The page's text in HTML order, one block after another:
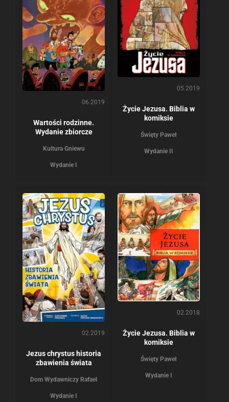
06.2019
Wartości rodzinne.
Wydanie zbiorcze
Kultura Gniewu
Wydanie I
05.2019
Życie Jezusa. Biblia w
komiksie
Święty Paweł
Wydanie II
02.2019
Jezus chrystus historia
zbawienia świata
Dom Wydawniczy Rafael
Wydanie I
02.2018
Życie Jezusa. Biblia w
komiksie
Święty Paweł
Wydanie I